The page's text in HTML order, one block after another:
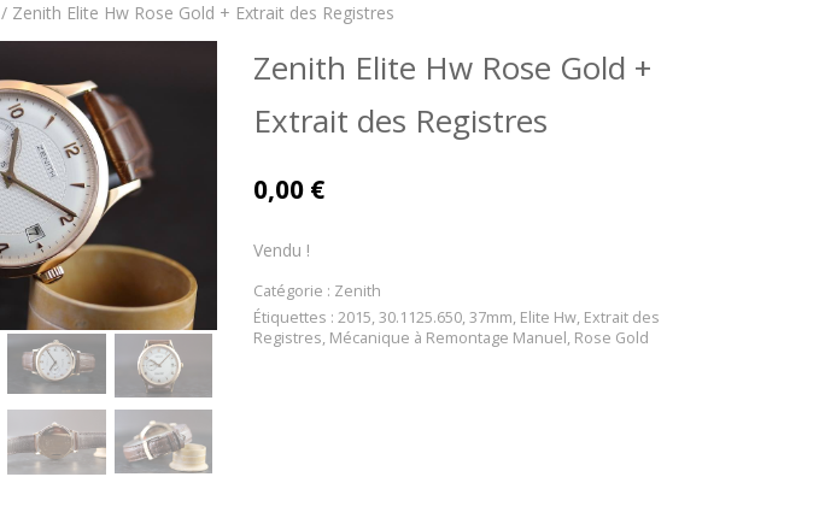
/ Zenith Elite Hw Rose Gold + Extrait des Registres
Zenith Elite Hw Rose Gold +
Extrait des Registres
0,00 €
Vendu !
Catégorie : Zenith
Étiquettes : 2015, 30.1125.650, 37mm, Elite Hw, Extrait des
Registres, Mécanique à Remontage Manuel, Rose Gold